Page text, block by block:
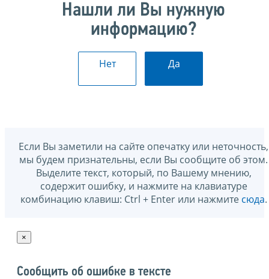
Нашли ли Вы нужную
информацию?
Нет Да
Если Вы заметили на сайте опечатку или неточность,
мы будем признательны, если Вы сообщите об этом.
Выделите текст, который, по Вашему мнению,
содержит ошибку, и нажмите на клавиатуре
комбинацию клавиш: Ctrl + Enter или нажмите сюда.
×
Сообщить об ошибке в тексте